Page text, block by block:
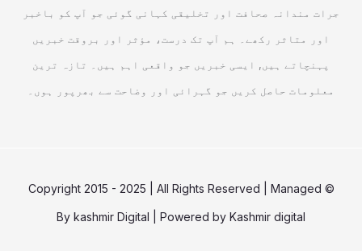
جرات مندانہ صحافت اور تخلیقی کہانی گوئی جو آپ کو باخبر
اور متاثر رکھے۔ ہم آپ تک درست، مؤثر اور بروقت خبریں
پہنچاتے ہیں, ایسی خبریں جو واقعی اہم ہیں۔ تازہ ترین
معلومات حاصل کریں جو گہرائی اور وضاحت سے بھرپور ہوں۔
© Copyright 2015 - 2025 | All Rights Reserved | Managed
By kashmir Digital | Powered by Kashmir digital